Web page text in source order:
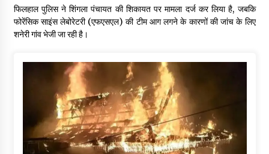
फिलहाल पुलिस ने शिंगला पंचायत की शिकायत पर मामला दर्ज कर लिया है, जबकि
फोरेंसिक साइंस लेबोरेटरी (एफएसएल) की टीम आग लगने के कारणों की जांच के लिए
शनेरी गांव भेजी जा रही है।